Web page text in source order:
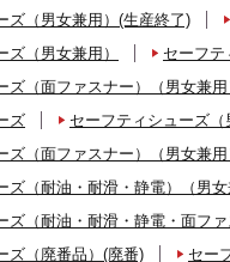
ズ（男女兼用）(生産終了)
ズ（男女兼用）
セーフテ
ズ（面ファスナー）（男女兼用
ズ
セーフティシューズ（
ズ（面ファスナー）（男女兼用
ズ（耐油・耐滑・静電）（男女
ズ（耐油・耐滑・静電・面ファ
ズ（廃番品）(廃番)
セー